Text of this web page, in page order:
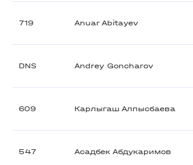
719 Anuar Abitayev
DNS Andrey Goncharov
609 Карлыгаш Алпысбаева
547 Асадбек Абдукаримов